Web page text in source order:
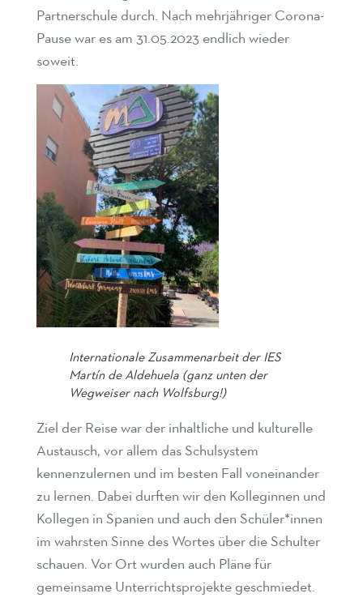
Partnerschule durch. Nach mehrjähriger Corona-
Pause war es am 31.05.2023 endlich wieder
soweit.
Internationale Zusammenarbeit der IES
Martín de Aldehuela (ganz unten der
Wegweiser nach Wolfsburg!)
Ziel der Reise war der inhaltliche und kulturelle
Austausch, vor allem das Schulsystem
kennenzulernen und im besten Fall voneinander
zu lernen. Dabei durften wir den Kolleginnen und
Kollegen in Spanien und auch den Schüler*innen
im wahrsten Sinne des Wortes über die Schulter
schauen. Vor Ort wurden auch Pläne für
gemeinsame Unterrichtsprojekte geschmiedet.